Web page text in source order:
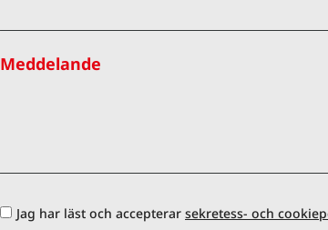
Meddelande
Jag har läst och accepterar sekretess- och